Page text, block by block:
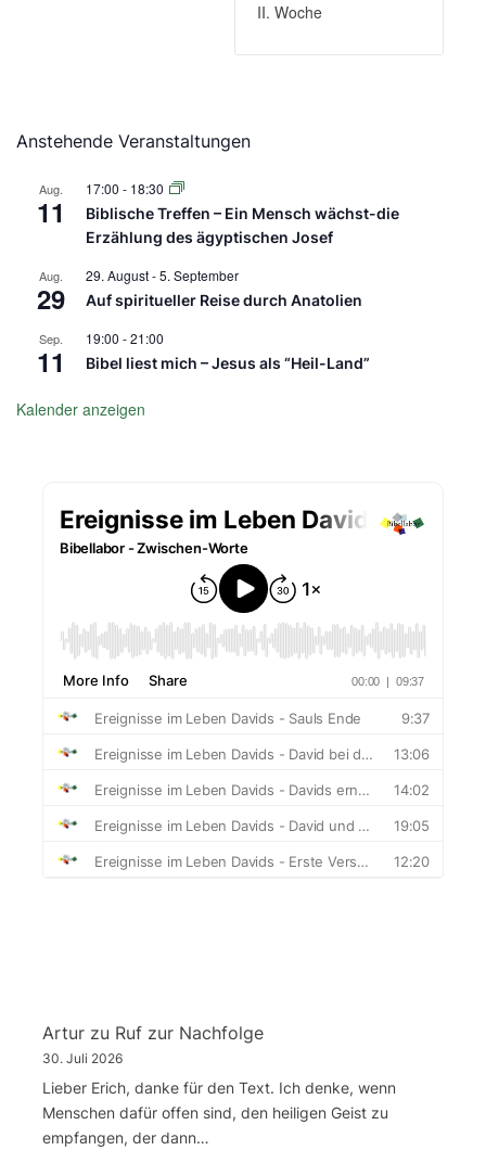
II. Woche
Anstehende Veranstaltungen
Aug.
11
17:00 - 18:30
Biblische Treffen – Ein Mensch wächst-die
Erzählung des ägyptischen Josef
Aug.
29
29. August-5. September
Auf spiritueller Reise durch Anatolien
Sep.
11
19:00 -21:00
Bibel liest mich – Jesus als “Heil-Land”
Kalender anzeigen
Artur zu Ruf zur Nachfolge
30. Juli 2026
Lieber Erich, danke für den Text. Ich denke, wenn
Menschen dafür offen sind, den heiligen Geist zu
empfangen, der dann…